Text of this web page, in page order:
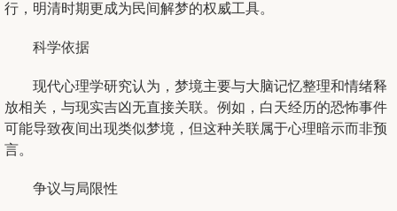
行，明清时期更成为民间解梦的权威工具。
科学依据
现代心理学研究认为，梦境主要与大脑记忆整理和情绪释
放相关，与现实吉凶无直接关联。例如，白天经历的恐怖事件
可能导致夜间出现类似梦境，但这种关联属于心理暗示而非预
言。
争议与局限性